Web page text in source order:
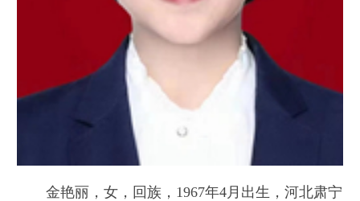
金艳丽，女，回族，1967年4月出生，河北肃宁